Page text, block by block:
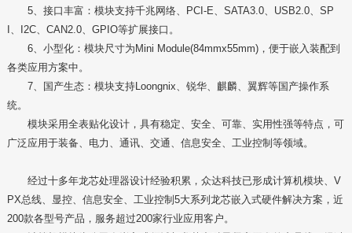
5、接口丰富：模块支持千兆网络、PCI-E、SATA3.0、USB2.0、SP
I、I2C、CAN2.0、GPIO等扩展接口。
6、小型化：模块尺寸为Mini Module(84mmx55mm)，便于嵌入装配到
各类应用方案中。
7、国产生态：模块支持Loongnix、锐华、麒麟、翼辉等国产操作系
统。
模块采用全表贴化设计，具有稳定、安全、可靠、实用性强等特点，可
广泛应用于装备、电力、通讯、交通、信息安全、工业控制等领域。
经过十多年龙芯处理器设计经验积累，众达科技已形成计算机模块、V
PX总线、显控、信息安全、工业控制5大系列龙芯嵌入式硬件解决方案，近
200款各型号产品，服务超过200家行业应用客户。